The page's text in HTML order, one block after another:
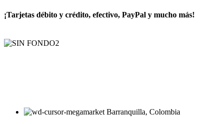
¡Tarjetas débito y crédito, efectivo, PayPal y mucho más!
Barranquilla, Colombia